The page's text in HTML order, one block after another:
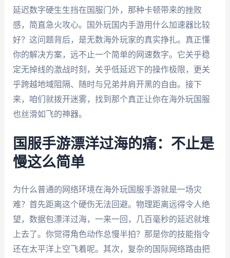
延迟数字硬生生挡在国服门外，那种卡顿带来的挫败
感，简直急火攻心。国外玩国内手游用什么加速器比较
好？这问题背后，是无数海外玩家的真实挣扎。真正懂
你的解决方案，远不止一个简单的网速数字。它关乎稳
定无掉线的激战时刻，关乎低延迟下的操作极限，更关
乎跨越地域阻隔、随时与兄弟并肩开黑的自由。接下
来，咱们就拨开迷雾，找到那个真正让你在海外玩国服
也丝滑如飞的神器。
国服手游漂洋过海的痛：不止是
慢这么简单
为什么普通的网络环境在海外玩国服手游就是一场灾
难？首先距离这个硬伤无法回避。物理距离远得令人绝
望，数据包漂洋过海，一来一回，几百毫秒的延迟就堆
上去了。你觉得角色动作总慢半拍？那是你的技能指令
还在太平洋上空飞着呢。其次，复杂的国际网络路由把